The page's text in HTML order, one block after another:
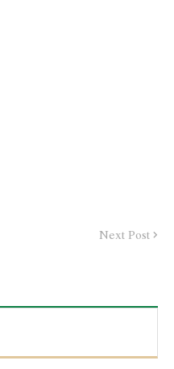
Next Post